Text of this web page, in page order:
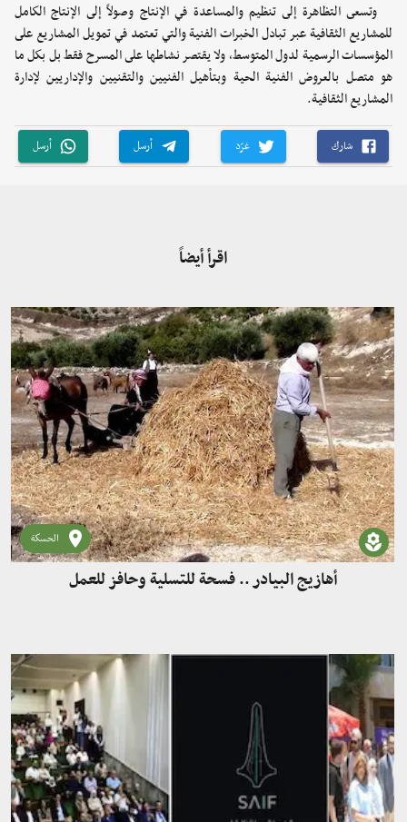
وتسعى التظاهرة إلى تنظيم والمساعدة في الإنتاج وصولاً إلى الإنتاج الكامل
للمشاريع الثقافية عبر تبادل الخبرات الفنية والتي تعتمد في تمويل المشاريع على
المؤسسات الرسمية لدول المتوسط، ولا يقتصر نشاطها على المسرح فقط بل بكل ما
هو متصل بالعروض الفنية الحية وبتأهيل الفنيين والتقنيين والإداريين لإدارة
المشاريع الثقافية.
شارك غرّد أرسل أرسل
اقرأ أيضاً
الحسكة
أهازيج البيادر .. فسحة للتسلية وحافز للعمل